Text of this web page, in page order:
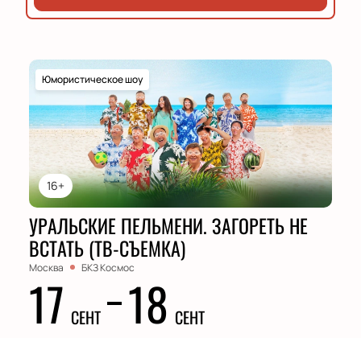
16+
Юмористическое шоу
УРАЛЬСКИЕ ПЕЛЬМЕНИ. ЗАГОРЕТЬ НЕ
ВСТАТЬ (ТВ-СЪЕМКА)
Москва БКЗ Космос
17 СЕНТ 18 СЕНТ